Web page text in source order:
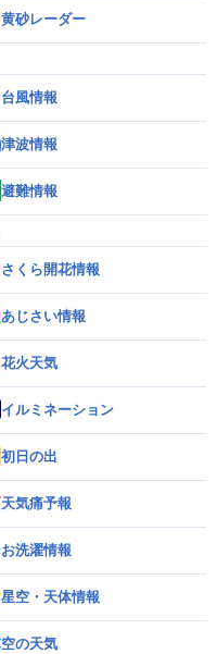
黄砂レーダー
台風情報
津波情報
避難情報
さくら開花情報
あじさい情報
花火天気
イルミネーション
初日の出
天気痛予報
お洗濯情報
星空・天体情報
空の天気